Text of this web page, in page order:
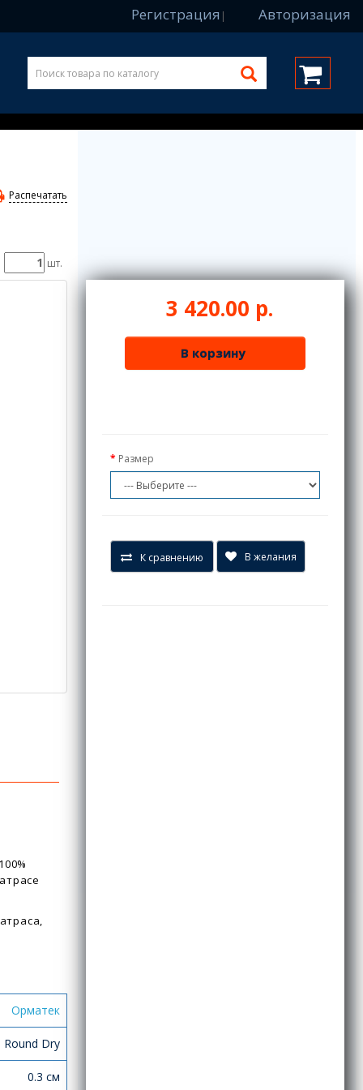
Регистрация | Авторизация
Распечатать
шт.
Орматек
Dry
0.3 см
3 420.00 р.
В корзину
Размер
К сравнению В желания